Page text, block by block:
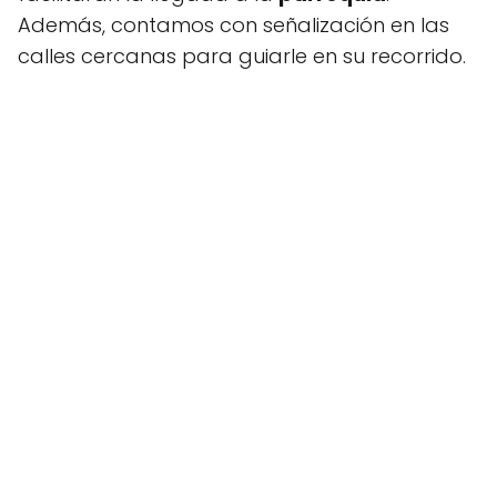
Además, contamos con señalización en las
calles cercanas para guiarle en su recorrido.